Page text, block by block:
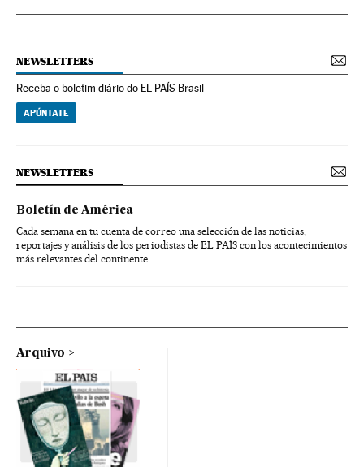
NEWSLETTERS
Receba o boletim diário do EL PAÍS Brasil
APÚNTATE
NEWSLETTERS
Boletín de América
Cada semana en tu cuenta de correo una selección de las noticias,
reportajes y análisis de los periodistas de EL PAÍS con los acontecimientos
más relevantes del continente.
Arquivo